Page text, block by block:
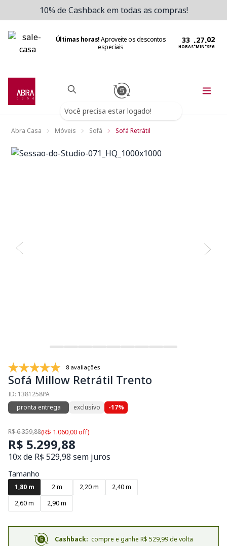
10% de Cashback em todas as compras!
Últimas horas!Aproveite os descontos
especiais
HORAS:MIN:SEG
Você precisa estar logado!
Abra Casa Móveis Sofá Sofá Retrátil
8 avaliações
Sofá Millow Retrátil Trento
ID: 1381258PA
pronta entrega
exclusivo -17%
R$ 6.359,88(R$ 1.060,00 off)
R$ 5.299,88
10x de R$ 529,98 sem juros
Tamanho
1,80 m 2 m 2,20 m
2,40 m
2,60 m
2,90 m
Cashback: compre e ganhe R$ 529,99 de volta